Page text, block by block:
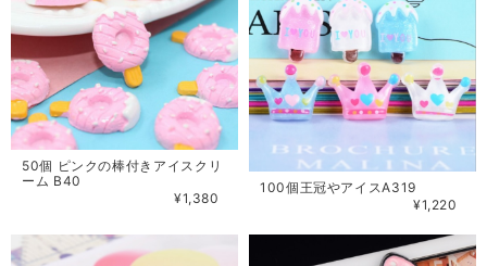
50個 ピンクの棒付きアイスクリ
ーム B40
¥1,380
100個王冠やアイスA319
¥1,220